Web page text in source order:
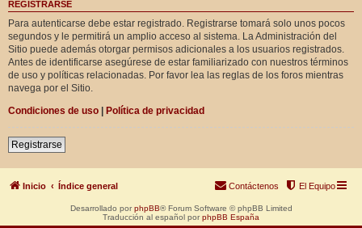
REGISTRARSE
Para autenticarse debe estar registrado. Registrarse tomará solo unos pocos
segundos y le permitirá un amplio acceso al sistema. La Administración del
Sitio puede además otorgar permisos adicionales a los usuarios registrados.
Antes de identificarse asegúrese de estar familiarizado con nuestros términos
de uso y políticas relacionadas. Por favor lea las reglas de los foros mientras
navega por el Sitio.
Condiciones de uso | Política de privacidad
Registrarse
Inicio Índice general El Equipo
Contáctenos
Desarrollado por phpBB® Forum Software © phpBB Limited
Traducción al español por phpBB España